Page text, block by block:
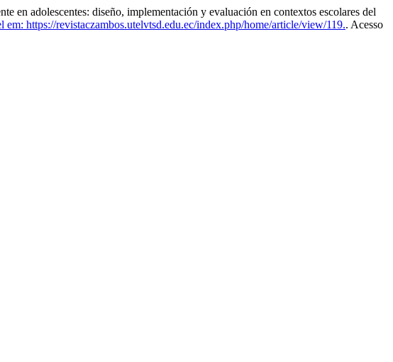
adolescentes: diseño, implementación y evaluación en contextos escolares del
em: https://revistaczambos.utelvtsd.edu.ec/index.php/home/article/view/119.. Acesso